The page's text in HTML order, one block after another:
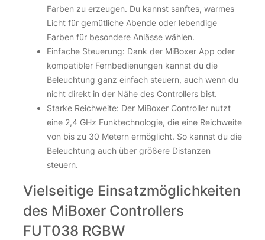
Farben zu erzeugen. Du kannst sanftes, warmes
Licht für gemütliche Abende oder lebendige
Farben für besondere Anlässe wählen.
Einfache Steuerung: Dank der MiBoxer App oder
kompatibler Fernbedienungen kannst du die
Beleuchtung ganz einfach steuern, auch wenn du
nicht direkt in der Nähe des Controllers bist.
Starke Reichweite: Der MiBoxer Controller nutzt
eine 2,4 GHz Funktechnologie, die eine Reichweite
von bis zu 30 Metern ermöglicht. So kannst du die
Beleuchtung auch über größere Distanzen
steuern.
Vielseitige Einsatzmöglichkeiten
des MiBoxer Controllers
FUT038 RGBW